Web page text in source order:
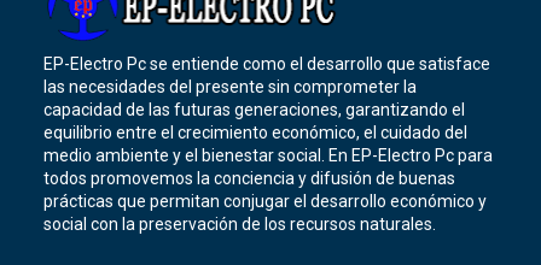
EP-Electro Pc se entiende como el desarrollo que satisface
las necesidades del presente sin comprometer la
capacidad de las futuras generaciones, garantizando el
equilibrio entre el crecimiento económico, el cuidado del
medio ambiente y el bienestar social. En EP-Electro Pc para
todos promovemos la conciencia y difusión de buenas
prácticas que permitan conjugar el desarrollo económico y
social con la preservación de los recursos naturales.